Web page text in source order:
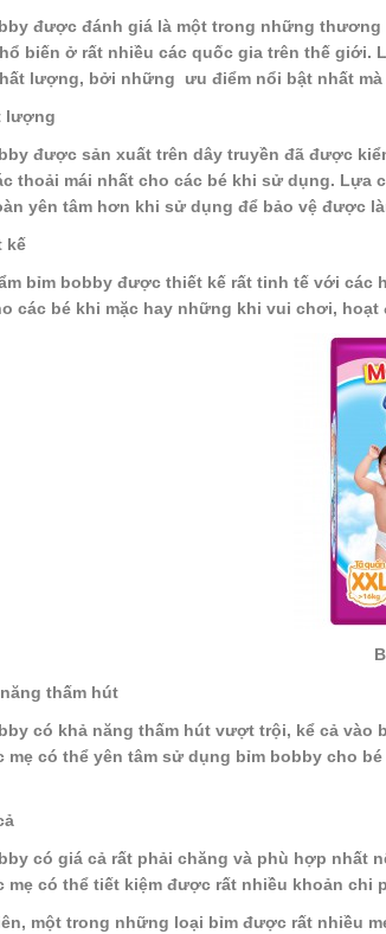
được đánh giá là một trong những
biến ở rất nhiều các quốc gia trên thế giới.
lượng, bởi những ưu điểm nổi bật nhất mà
lượng
được sản xuất trên dây truyền đã được
thoải mái nhất cho các bé khi sử dụng. Lựa
yên tâm hơn khi sử dụng để bảo vệ được
kế
bỉm bobby được thiết kế rất tinh tế với
các bé khi mặc hay những khi vui chơi, hoạt
thấm hút
có khả năng thấm hút vượt trội, kể cả
mẹ có thể yên tâm sử dụng bỉm bobby cho
có giá cả rất phải chăng và phù hợp nhất
mẹ có thể tiết kiệm được rất nhiều khoản chi
một trong những loại bỉm được rất nhiều